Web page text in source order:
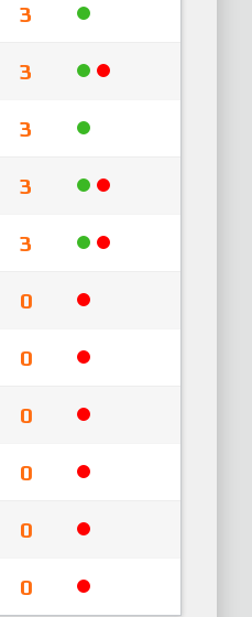
3
3
3
3
3
0
0
0
0
0
0